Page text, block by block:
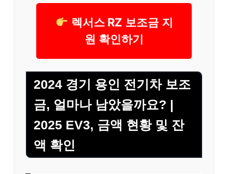
렉서스 RZ 보조금 지
원 확인하기
2024 경기 용인 전기차 보조
금, 얼마나 남았을까요? |
2025 EV3, 금액 현황 및 잔
액 확인